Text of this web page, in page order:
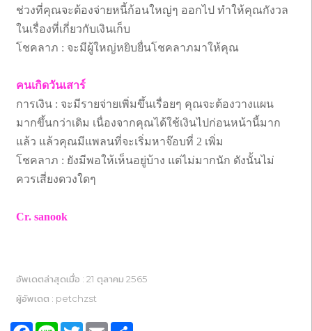
ช่วงที่คุณจะต้องจ่ายหนี้ก้อนใหญ่ๆ ออกไป ทำให้คุณกังวล
ในเรื่องที่เกี่ยวกับเงินเก็บ
โชคลาภ : จะมีผู้ใหญ่หยิบยื่นโชคลาภมาให้คุณ
คนเกิดวันเสาร์
การเงิน : จะมีรายจ่ายเพิ่มขึ้นเรื่อยๆ คุณจะต้องวางแผน
มากขึ้นกว่าเดิม เนื่องจากคุณได้ใช้เงินไปก่อนหน้านี้มาก
แล้ว แล้วคุณมีแพลนที่จะเริ่มหาจ๊อบที่ 2 เพิ่ม
โชคลาภ : ยังมีพอให้เห็นอยู่บ้าง แต่ไม่มากนัก ดังนั้นไม่
ควรเสี่ยงดวงใดๆ
Cr. sanook
อัพเดตล่าสุดเมื่อ : 21 ตุลาคม 2565
ผู้อัพเดต : petchzst
Facebook
Line TwitterEmail